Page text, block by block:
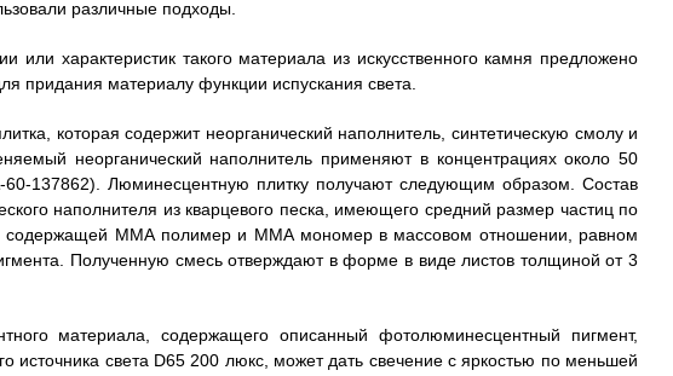
различные подходы.
или характеристик такого материала из искусственного камня предложено
придания материалу функции испускания света.
которая содержит неорганический наполнитель, синтетическую смолу и
неорганический наполнитель применяют в концентрациях около 50
137862). Люминесцентную плитку получают следующим образом. Состав
наполнителя из кварцевого песка, имеющего средний размер частиц по
ММА полимер и ММА мономер в массовом отношении, равном
Полученную смесь отверждают в форме в виде листов толщиной от 3
материала, содержащего описанный фотолюминесцентный пигмент,
источника света D65 200 люкс, может дать свечение с яркостью по меньшей